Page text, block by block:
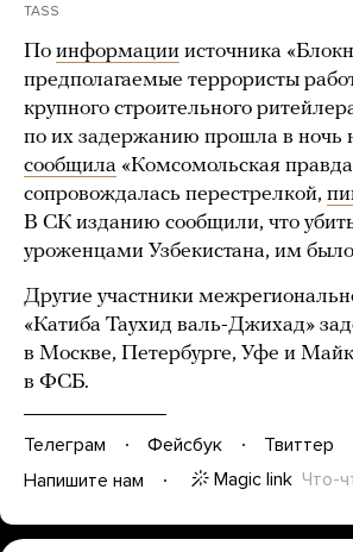
TASS
По информации источника
предполагаемые террористы
крупного строительного
по их задержанию прошла в ночь
сообщила «Комсомольская
сопровождалась перестрелкой,
В СК изданию сообщили, что
уроженцами Узбекистана, им
Другие участники
«Катиба Таухид валь-Джихад»
в Москве, Петербурге, Уфе и
в ФСБ.
Телеграм Фейсбук Твиттер
Напишите нам
Magic link Что-